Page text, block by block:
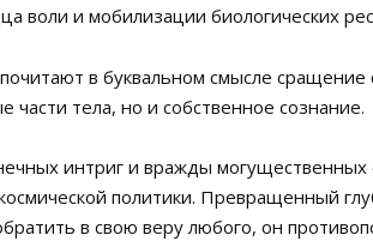
воли и мобилизации биологических
в буквальном смысле сращение
части тела, но и собственное сознание.
интриг и вражды могущественных
политики. Превращенный
в свою веру любого, он